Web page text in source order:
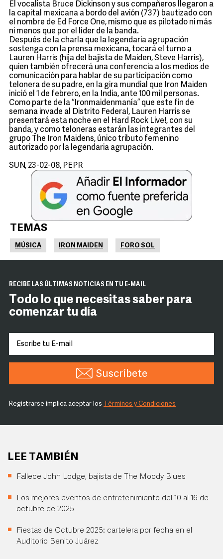
El vocalista Bruce Dickinson y sus compañeros llegaron a
la capital mexicana a bordo del avión (737) bautizado con
el nombre de Ed Force One, mismo que es pilotado ni más
ni menos que por el líder de la banda.
Después de la charla que la legendaria agrupación
sostenga con la prensa mexicana, tocará el turno a
Lauren Harris (hija del bajista de Maiden, Steve Harris),
quien también ofrecerá una conferencia a los medios de
comunicación para hablar de su participación como
telonera de su padre, en la gira mundial que Iron Maiden
inició el 1 de febrero, en la India, ante 100 mil personas.
Como parte de la “Ironmaidenmanía” que este fin de
semana invade al Distrito Federal, Lauren Harris se
presentará esta noche en el Hard Rock Live!, con su
banda, y como teloneras estarán las integrantes del
grupo The Iron Maidens, único tributo femenino
autorizado por la legendaria agrupación.
SUN, 23-02-08, PEPR
TEMAS
MÚSICA IRON MAIDEN FORO SOL
RECIBE LAS ÚLTIMAS NOTICIAS EN TU E-MAIL
Todo lo que necesitas saber para
comenzar tu día
Suscríbete
Registrarse implica aceptar los Términos y Condiciones
LEE TAMBIÉN
Fallece John Lodge, bajista de The Moody Blues
Los mejores eventos de entretenimiento del 10 al 16 de
octubre de 2025
Fiestas de Octubre 2025: cartelera por fecha en el
Auditorio Benito Juárez